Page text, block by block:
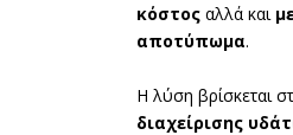
κόστος αλλά και
αποτύπωμα.
Η λύση βρίσκεται
διαχείρισης